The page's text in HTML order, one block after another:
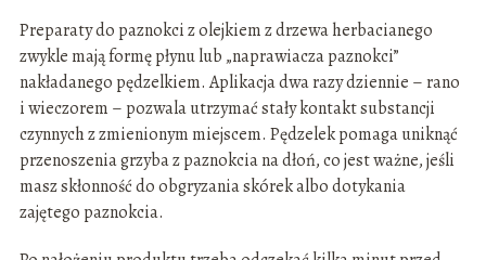
Preparaty do paznokci z olejkiem z drzewa herbacianego
zwykle mają formę płynu lub „naprawiacza paznokci”
nakładanego pędzelkiem. Aplikacja dwa razy dziennie – rano
i wieczorem – pozwala utrzymać stały kontakt substancji
czynnych z zmienionym miejscem. Pędzelek pomaga uniknąć
przenoszenia grzyba z paznokcia na dłoń, co jest ważne, jeśli
masz skłonność do obgryzania skórek albo dotykania
zajętego paznokcia.